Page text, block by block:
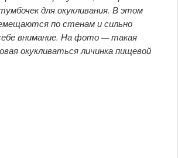
для окукливания. В этом
по стенам и сильно
внимание. На фото — такая
окукливаться личинка пищевой